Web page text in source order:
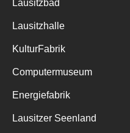
Lausitzbad
Lausitzhalle
KulturFabrik
Computermuseum
Energiefabrik
Lausitzer Seenland